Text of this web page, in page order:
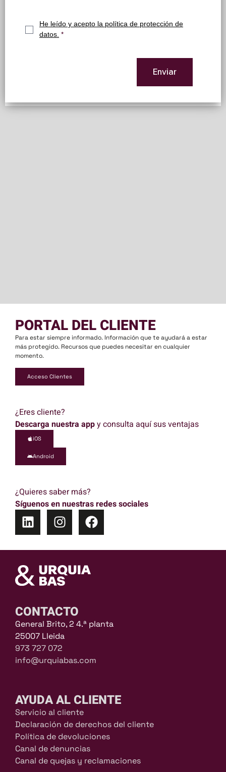
PORTAL DEL CLIENTE
Para estar siempre informado. Información que te ayudará a estar
más protegido. Recursos que puedes necesitar en cualquier
momento.
Acceso Clientes
¿Eres cliente?
Descarga nuestra appy consulta aquí sus ventajas
iOS
Android
¿Quieres saber más?
Síguenos en nuestras redes sociales
CONTACTO
General Brito, 2 4.ª planta
25007 Lleida
973 727 072
info@urquiabas.com
AYUDA AL CLIENTE
Servicio al cliente
Declaración de derechos del cliente
Política de devoluciones
Canal de denuncias
Canal de quejas y reclamaciones